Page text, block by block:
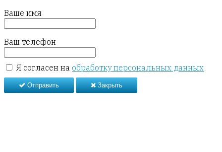
Ваше имя
Ваш телефон
Я согласен на обработку персональных данных
Отправить Закрыть